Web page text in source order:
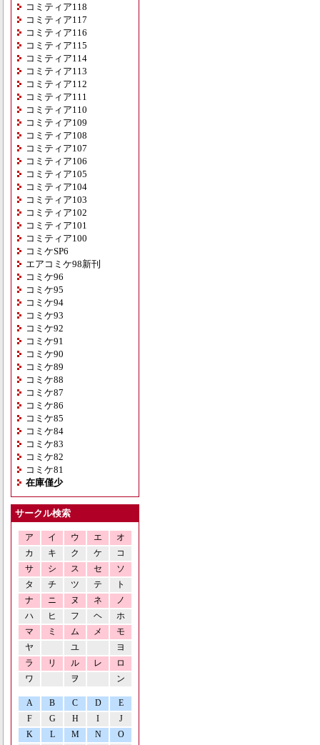
コミティア118
コミティア117
コミティア116
コミティア115
コミティア114
コミティア113
コミティア112
コミティア111
コミティア110
コミティア109
コミティア108
コミティア107
コミティア106
コミティア105
コミティア104
コミティア103
コミティア102
コミティア101
コミティア100
コミケSP6
エアコミケ98新刊
コミケ96
コミケ95
コミケ94
コミケ93
コミケ92
コミケ91
コミケ90
コミケ89
コミケ88
コミケ87
コミケ86
コミケ85
コミケ84
コミケ83
コミケ82
コミケ81
在庫僅少
サークル検索
ア イ ウ エ
オ
カ
キ ク ケ
コ
サ
シ ス セ
ソ
タ
チ ツ テ
ト
ナ
ニ ヌ ネ
ノ
ハ
ヒ フ ヘ
ホ
マ
ミ ム メ
モ
ヤ
ユ
ヨ
ラ
リ ル レ
ロ
ワ
ヲ ン
A B C D
E
F
G H I
J
K
L M N O